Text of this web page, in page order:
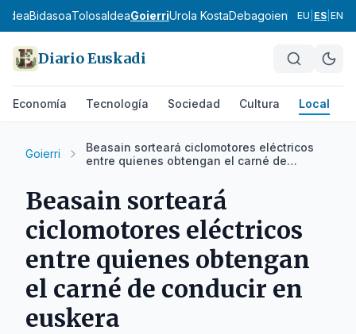
BidasoaTolosaldeaGoierriUrola KostaDebagoiena EU ES EN
Diario Euskadi
Economía Tecnología Sociedad Cultura Local
Goierri
Beasain sorteará ciclomotores eléctricos
entre quienes obtengan el carné de
Beasain sorteará
ciclomotores eléctricos
entre quienes obtengan
el carné de conducir en
euskera